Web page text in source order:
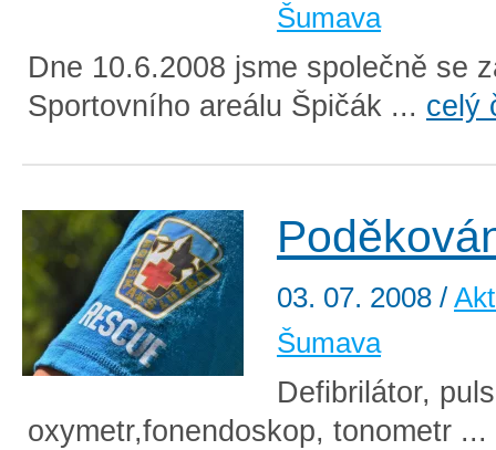
Šumava
Dne 10.6.2008 jsme společně se
Sportovního areálu Špičák ... celý
03. 07. 2008 /
Šumava
Defibrilátor,
oxymetr,fonendoskop, tonometr ...